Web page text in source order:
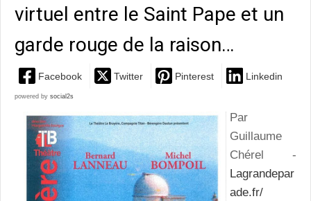
virtuel entre le Saint Pape et un
garde rouge de la raison…
Facebook Twitter Pinterest Linkedin
powered by social2s
Par
Guillaume
Chérel -
Lagrandepar
ade.fr/